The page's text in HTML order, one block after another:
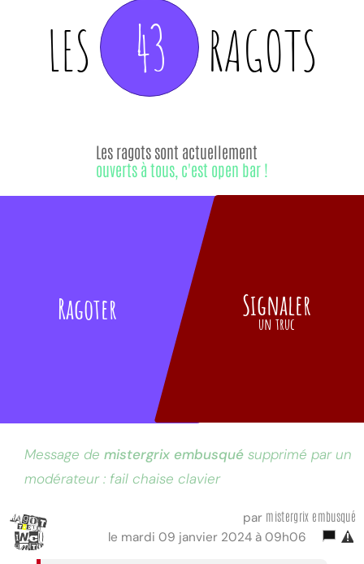
LES 43 RAGOTS
Ragoter
Les ragots sont actuellement
ouverts à tous, c'est open bar !
Signaler
un truc
Message de mistergrix embusqué supprimé par un
modérateur : fail chaise clavier
par mistergrix embusqué
le mardi 09 janvier 2024 à 09h06